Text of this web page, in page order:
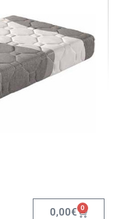
0,00€ 0